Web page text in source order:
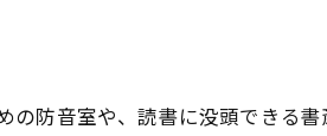
の防音室や、読書に没頭できる